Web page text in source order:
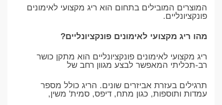
המוצרים המובילים בתחום הוא ריג מקצועי לאימונים
פונקציונליים.
מהו ריג מקצועי לאימונים פונקציונליים?
ריג מקצועי לאימונים פונקציונליים הוא מתקן כושר
רב-תכליתי המאפשר לבצע מגוון רחב של
תרגילים בעזרת אביזרים שונים. הריג כולל מספר
עמדות ותוספות, כגון מתח, דיפס, סמית' משין,